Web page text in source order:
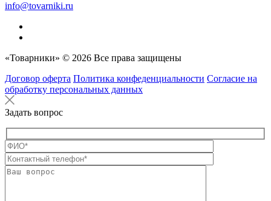
info@tovarniki.ru
«Товарники» © 2026 Все права защищены
Договор оферта Политика конфеденциальности Согласие на
обработку персональных данных
Задать вопрос